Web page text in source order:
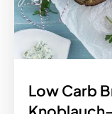
Low Carb